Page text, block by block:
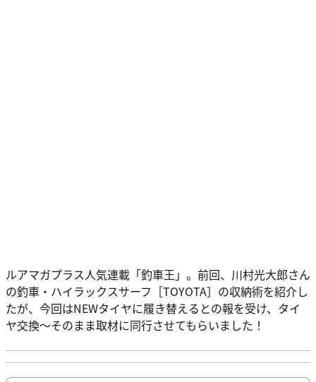
ルアマガプラス人気連載「釣車王」。前回、川村光大郎さん
の釣車・ハイラックスサーフ［TOYOTA］の収納術を紹介し
たが、今回はNEWタイヤに履き替えるとの報を受け、タイ
ヤ交換～そのまま取材に同行させてもらいました！